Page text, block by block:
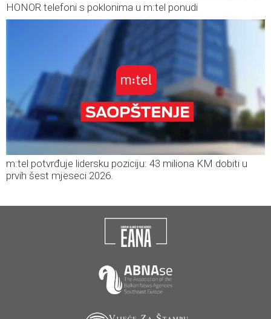
HONOR telefoni s poklonima u m:tel ponudi
m:tel potvrđuje lidersku poziciju: 43 miliona KM dobiti u
prvih šest mjeseci 2026.